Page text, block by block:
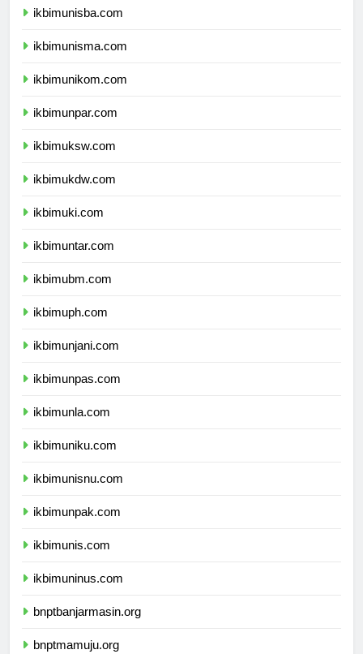
ikbimunisba.com
ikbimunisma.com
ikbimunikom.com
ikbimunpar.com
ikbimuksw.com
ikbimukdw.com
ikbimuki.com
ikbimuntar.com
ikbimubm.com
ikbimuph.com
ikbimunjani.com
ikbimunpas.com
ikbimunla.com
ikbimuniku.com
ikbimunisnu.com
ikbimunpak.com
ikbimunis.com
ikbimuninus.com
bnptbanjarmasin.org
bnptmamuju.org